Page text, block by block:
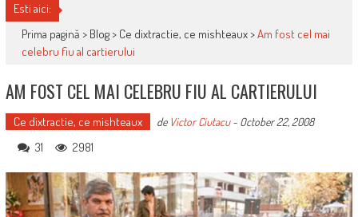
Esti aici:
Prima pagină > Blog> Ce dixtractie, ce mishteaux>Am fost cel mai
celebru fiu al cartierului
AM FOST CEL MAI CELEBRU FIU AL CARTIERULUI
Ce dixtractie, ce mishteaux de Victor Ciutacu- October 22, 2008
31 2981